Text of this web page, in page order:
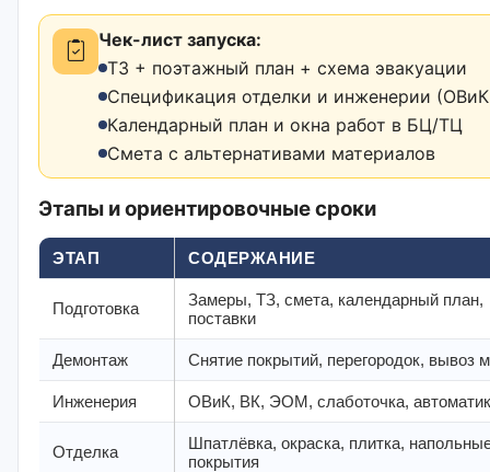
Чек-лист запуска:
ТЗ + поэтажный план + схема эвакуации
Спецификация отделки и инженерии
Календарный план и окна работ в БЦ/ТЦ
Смета с альтернативами материалов
Этапы и ориентировочные сроки
ЭТАП СОДЕРЖАНИЕ
Подготовка
Замеры, ТЗ, смета, календарный план,
поставки
Демонтаж Снятие покрытий, перегородок, вывоз
Инженерия ОВиК, ВК, ЭОМ, слаботочка,
Отделка
Шпатлёвка, окраска, плитка,
покрытия